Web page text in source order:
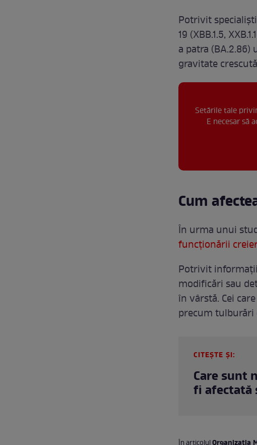
Potrivit
19 (XBB.1.5,
a patra
gravitate
Setările tale
E necesar să
Cum
În urma unui
funcționării
Potrivit
modificări sau
în vârstă. Cei
precum tulburări
CITEȘTE ȘI:
Care sunt
fi afectată